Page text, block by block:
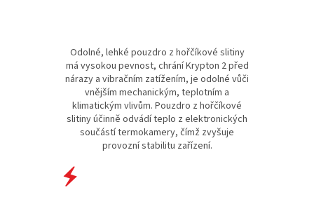
Odolné, lehké pouzdro z hořčíkové slitiny
má vysokou pevnost, chrání Krypton 2 před
nárazy a vibračním zatížením, je odolné vůči
vnějším mechanickým, teplotním a
klimatickým vlivům. Pouzdro z hořčíkové
slitiny účinně odvádí teplo z elektronických
součástí termokamery, čímž zvyšuje
provozní stabilitu zařízení.